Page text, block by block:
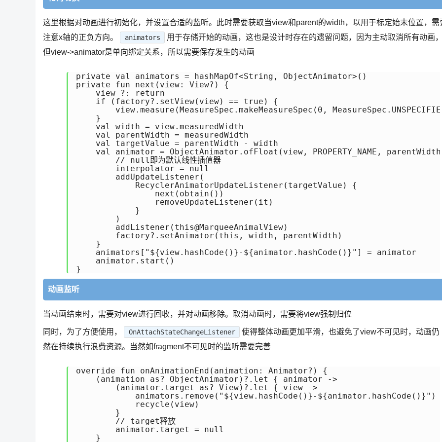
这里根据对动画进行初始化，并设置合适的监听。此时需要获取当view和parent的width，以用于标定始末位置，需
注意x轴的正负方向。
animators
用于存储开始的动画，这也是设计时存在的遗留问题，因为主动取消所有动画，
但view->animator是单向绑定关系，所以需要保存发生的动画
private val animators = hashMapOf<String, ObjectAnimator>()
private fun next(view: View?) {
    view ?: return
    if (factory?.setView(view) == true) {
view.measure(MeasureSpec.makeMeasureSpec(0,
    }
    val width = view.measuredWidth
    val parentWidth = measuredWidth
    val targetValue = parentWidth - width
val animator = ObjectAnimator.ofFloat(view, PROPERTY_NAME,
        // null即为默认线性插值器
        interpolator = null
        addUpdateListener(
            RecyclerAnimatorUpdateListener(targetValue) {
                next(obtain())
                removeUpdateListener(it)
            }
        )
        addListener(this@MarqueeAnimalView)
        factory?.setAnimator(this, width, parentWidth)
    }
    animators["${view.hashCode()}-${animator.hashCode()}"] = animator
    animator.start()
}
动画监听
当动画结束时，需要对view进行回收，并对动画移除。取消动画时，需要将view强制归位
同时，为了方便使用， OnAttachStateChangeListener
使得整体动画更加平滑，也避免了view不可见时，动画仍
然在持续执行浪费资源。当然如fragment不可见时的监听需要完善
override fun onAnimationEnd(animation: Animator?) {
    (animation as? ObjectAnimator)?.let { animator ->
        (animator.target as? View)?.let { view ->
            animators.remove("${view.hashCode()}-${animator.hashCode()}")
            recycle(view)
        }
        // target释放
        animator.target = null
    }